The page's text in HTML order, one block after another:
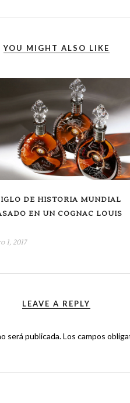
YOU MIGHT ALSO LIKE
DE HISTORIA MUNDIAL
EN UN COGNAC LOUIS
1, 2017
LEAVE A REPLY
será publicada.Los campos